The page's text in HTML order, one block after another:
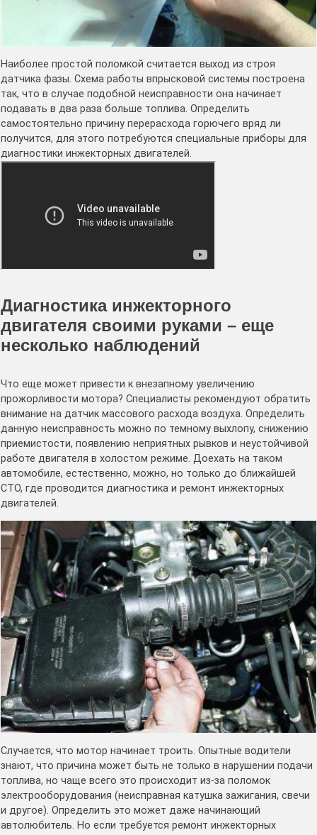
Наиболее простой поломкой считается выход из строя
датчика фазы. Схема работы впрысковой системы построена
так, что в случае подобной неисправности она начинает
подавать в два раза больше топлива. Определить
самостоятельно причину перерасхода горючего вряд ли
получится, для этого потребуются специальные приборы для
диагностики инжекторных двигателей.
Диагностика инжекторного
двигателя своими руками – еще
несколько наблюдений
Что еще может привести к внезапному увеличению
прожорливости мотора? Специалисты рекомендуют обратить
внимание на датчик массового расхода воздуха. Определить
данную неисправность можно по темному выхлопу, снижению
приемистости, появлению неприятных рывков и неустойчивой
работе двигателя в холостом режиме. Доехать на таком
автомобиле, естественно, можно, но только до ближайшей
СТО, где проводится диагностика и ремонт инжекторных
двигателей.
Случается, что мотор начинает троить. Опытные водители
знают, что причина может быть не только в нарушении подачи
топлива, но чаще всего это происходит из-за поломок
электрооборудования (неисправная катушка зажигания, свечи
и другое). Определить это может даже начинающий
автолюбитель. Но если требуется ремонт инжекторных